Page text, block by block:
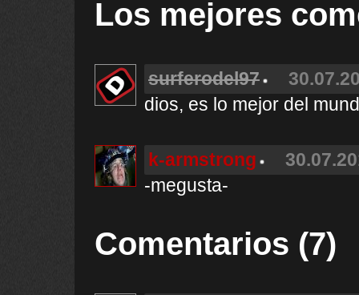
Los mejores
surferodel97
dios, es lo mejor del
k-armstrong
-megusta-
Comentarios (7)